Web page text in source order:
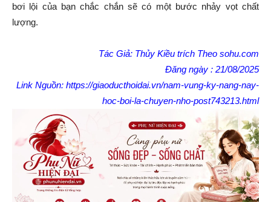
bơi lội của bạn chắc chắn sẽ có một bước nhảy vọt chất
lượng.
Tác Giả: Thủy Kiều trích Theo sohu.com
Đăng ngày : 21/08/2025
Link Nguồn: https://giaoducthoidai.vn/nam-vung-ky-nang-nay-
hoc-boi-la-chuyen-nho-post743213.html